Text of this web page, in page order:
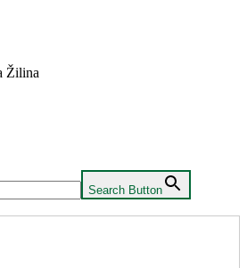
Search Button